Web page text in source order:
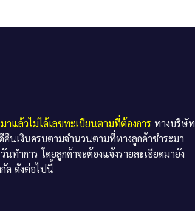
าแล้วไม่ได้เลขทะเบียนตามที่ต้องการ ทางบริษัท
นเงินครบตามจำนวนตามที่ทางลูกค้าชำระมา
ทำการ โดยลูกค้าจะต้องแจ้งรายละเอียดมายัง
ด ดังต่อไปนี้